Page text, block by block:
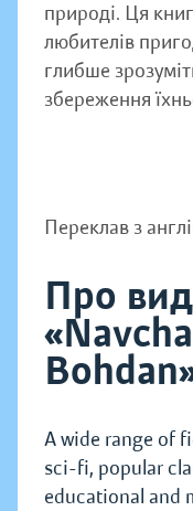
природі. Ця
любителів
глибше
збереження
Переклав з
Про
A wide range of
sci-fi, popular
educational and